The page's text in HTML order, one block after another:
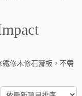
修木修石膏板，不需